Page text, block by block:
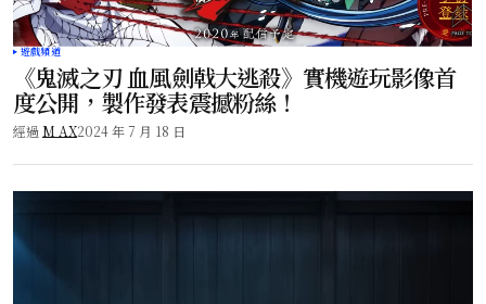
遊戲頻道
《鬼滅之刃 血風劍戟大逃殺》實機遊玩影像首
度公開，製作發表震撼粉絲！
經過 M AX2024 年 7 月 18 日